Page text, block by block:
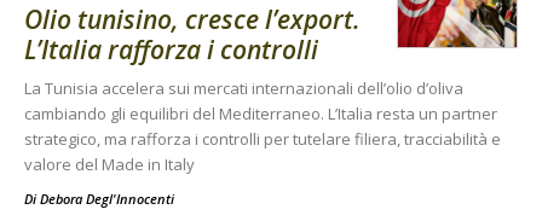
Olio tunisino, cresce l’export.
L’Italia rafforza i controlli
La Tunisia accelera sui mercati internazionali dell’olio d’oliva
cambiando gli equilibri del Mediterraneo. L’Italia resta un partner
strategico, ma rafforza i controlli per tutelare filiera, tracciabilità e
valore del Made in Italy
Di Debora Degl'Innocenti